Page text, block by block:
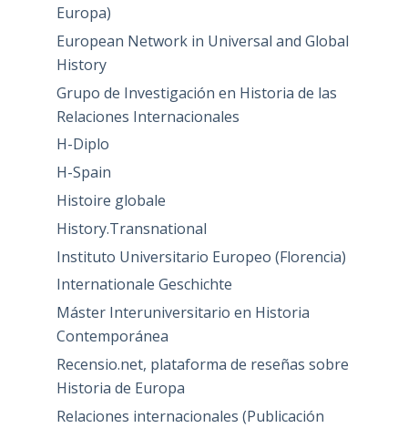
Europa)
European Network in Universal and Global
History
Grupo de Investigación en Historia de las
Relaciones Internacionales
H-Diplo
H-Spain
Histoire globale
History.Transnational
Instituto Universitario Europeo (Florencia)
Internationale Geschichte
Máster Interuniversitario en Historia
Contemporánea
Recensio.net, plataforma de reseñas sobre
Historia de Europa
Relaciones internacionales (Publicación